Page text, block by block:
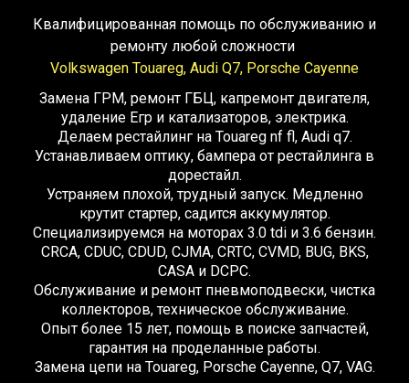
Квалифицированная помощь по обслуживанию и
ремонту любой сложности
Volkswagen Touareg, Audi Q7, Porsche Cayenne
Замена ГРМ, ремонт ГБЦ, капремонт двигателя,
удаление Егр и катализаторов, электрика.
Делаем рестайлинг на Touareg nf fl, Audi q7.
Устанавливаем оптику, бампера от рестайлинга в
дорестайл.
Устраняем плохой, трудный запуск. Медленно
крутит стартер, садится аккумулятор.
Специализируемся на моторах 3.0 tdi и 3.6 бензин.
CRCA, CDUC, CDUD, CJMA, CRTC, CVMD, BUG, BKS,
CASA и DCPC.
Обслуживание и ремонт пневмоподвески, чистка
коллекторов, техническое обслуживание.
Опыт более 15 лет, помощь в поиске запчастей,
гарантия на проделанные работы.
Замена цепи на Touareg, Porsche Cayenne, Q7, VAG.